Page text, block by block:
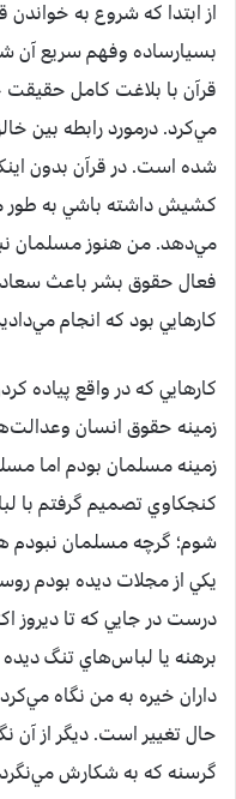
از ابتدا که شروع به
بسيارساده وفهم سريع آن
قرآن با بلاغت کامل
مي‌کرد. درمورد رابطه بين
شده است. در قرآن بدون
کشيش داشته باشي به طور
مي‌دهد. من هنوز مسلمان
فعال حقوق بشر باعث
کارهايي بود که انجام
کارهايي که در واقع پياده
زمينه حقوق انسان
زمينه مسلمان بودم اما
کنجکاوي تصميم گرفتم با
شوم؛ گرچه مسلمان نبودم
يکي از مجلات ديده بودم
درست در جايي که تا ديروز
برهنه يا لباس‌هاي تنگ ديده
داران خيره به من نگاه
حال تغيير است. ديگر از
گرسنه که به شکارش